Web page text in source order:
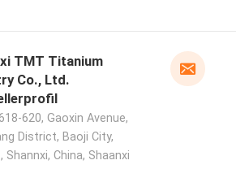
TMT Titanium
Co., Ltd.
620, Gaoxin Avenue,
District, Baoji City,
Shannxi, China, Shaanxi